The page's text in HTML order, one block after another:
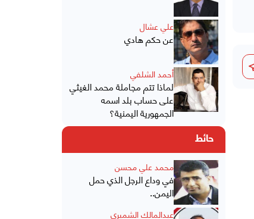
علي عشال
عن حكم هادي
أحمد الشلفي
لماذا تتم مجاملة محمد الغيثي
على حساب بلد اسمه
الجمهورية اليمنية؟
حائط
محمد علي محسن
في وداع الرجل الذي حمل
اليمن..
عبدالمالك الشميري